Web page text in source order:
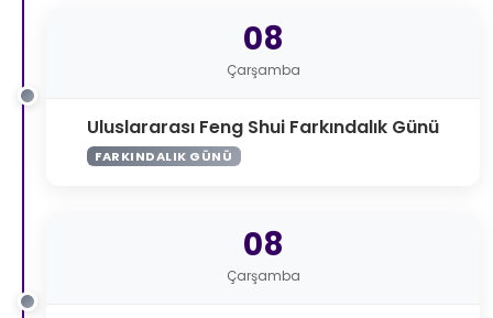
08
Çarşamba
Uluslararası Feng Shui Farkındalık Günü
FARKINDALIK GÜNÜ
08
Çarşamba